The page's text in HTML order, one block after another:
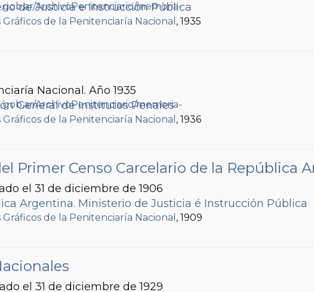
de Justicia e Instrucción Pública
Gráficos de la Penitenciaría Nacional , 1935
Nacional. Año 1935
General de Institutos Penales
Gráficos de la Penitenciaría Nacional , 1936
Primer Censo Carcelario de la República
el 31 de diciembre de 1906
Argentina. Ministerio de Justicia é Instrucción Pública
Gráficos de la Penitenciaría Nacional , 1909
el 31 de diciembre de 1929